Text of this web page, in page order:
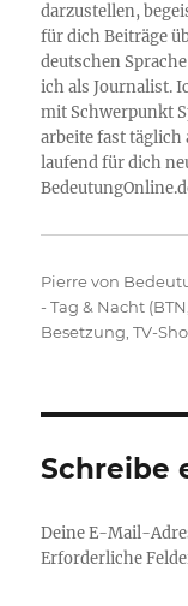
darzustellen,
für dich Beiträge
deutschen
ich als Journalist.
mit Schwerpunkt
arbeite fast täglich
laufend für dich
Autor
Pierre von
- Tag & Nacht
Besetzung ,TV-
Schreibe
Deine E-Mail-
Erforderliche